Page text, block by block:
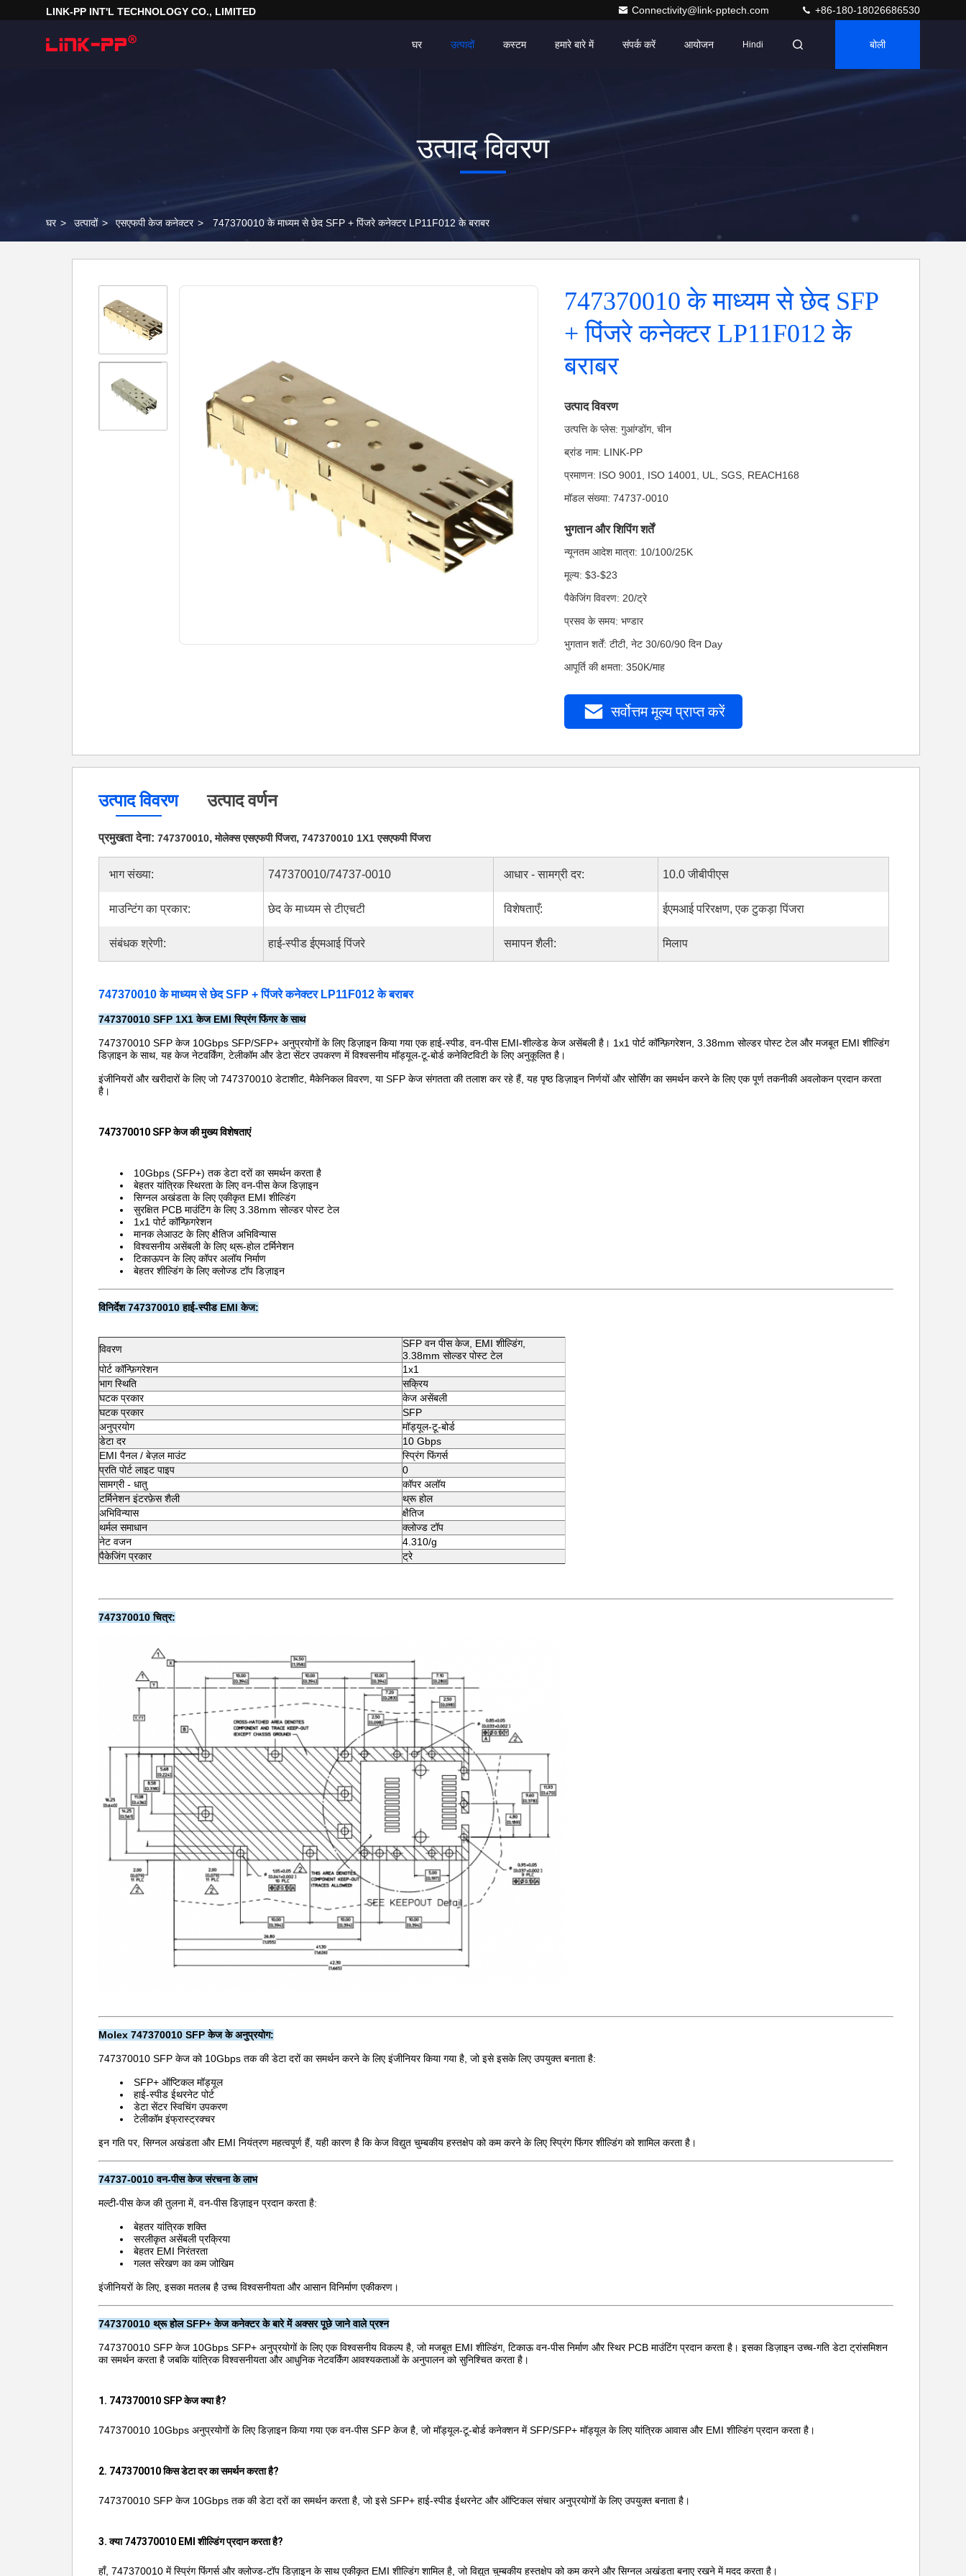
LINK-PP INT'L TECHNOLOGY CO., LIMITED Connectivity@link-pptech.com +86-180-18026686530
घर उत्पादों हमारे बारे में संपर्क करें आयोजन
कस्टम Hindi बोली
उत्पाद विवरण
घर > उत्पादों > एसएफपी केज कनेक्टर > 747370010 के माध्यम से छेद SFP + पिंजरे कनेक्टर LP11F012 के बराबर
747370010 के माध्यम से छेद SFP
+ पिंजरे कनेक्टर LP11F012 के
बराबर
उत्पाद विवरण
उत्पत्ति के प्लेस: गुआंग्डोंग, चीन
ब्रांड नाम: LINK-PP
प्रमाणन: ISO 9001, ISO 14001, UL, SGS, REACH168
मॉडल संख्या: 74737-0010
भुगतान और शिपिंग शर्तें
न्यूनतम आदेश मात्रा: 10/100/25K
मूल्य: $3-$23
पैकेजिंग विवरण: 20/ट्रे
प्रसव के समय: भण्डार
भुगतान शर्तें: टीटी, नेट 30/60/90 दिन Day
आपूर्ति की क्षमता: 350K/माह
सर्वोत्तम मूल्य प्राप्त करें
उत्पाद विवरण उत्पाद वर्णन
प्रमुखता देना: 747370010,मोलेक्स एसएफपी पिंजरा, 747370010 1X1 एसएफपी पिंजरा
भाग संख्या: 747370010/74737-0010 आधार - सामग्री दर: 10.0 जीबीपीएस
माउन्टिंग का प्रकार: छेद के माध्यम से टीएचटी विशेषताएँ: ईएमआई परिरक्षण, एक टुकड़ा पिंजरा
संबंधक श्रेणी: हाई-स्पीड ईएमआई पिंजरे समापन शैली: मिलाप
747370010 के माध्यम से छेद SFP + पिंजरे कनेक्टर LP11F012 के बराबर
747370010 ​SFP 1X1 केज EMI स्प्रिंग फिंगर के साथ
747370010 SFP केज 10Gbps SFP/SFP+ अनुप्रयोगों के लिए डिज़ाइन किया गया एक हाई-स्पीड, वन-पीस EMI-शील्डेड केज असेंबली है। 1x1 पोर्ट कॉन्फ़िगरेशन, 3.38mm सोल्डर पोस्ट टेल और मजबूत EMI शील्डिंग
डिज़ाइन के साथ, यह केज नेटवर्किंग, टेलीकॉम और डेटा सेंटर उपकरण में विश्वसनीय मॉड्यूल-टू-बोर्ड कनेक्टिविटी के लिए अनुकूलित है।
इंजीनियरों और खरीदारों के लिए जो 747370010 डेटाशीट, मैकेनिकल विवरण, या SFP केज संगतता की तलाश कर रहे हैं, यह पृष्ठ डिज़ाइन निर्णयों और सोर्सिंग का समर्थन करने के लिए एक पूर्ण तकनीकी अवलोकन प्रदान करता
है।
747370010 SFP केज की मुख्य विशेषताएं
10Gbps (SFP+) तक डेटा दरों का समर्थन करता है
बेहतर यांत्रिक स्थिरता के लिए वन-पीस केज डिज़ाइन
सिग्नल अखंडता के लिए एकीकृत EMI शील्डिंग
सुरक्षित PCB माउंटिंग के लिए 3.38mm सोल्डर पोस्ट टेल
1x1 पोर्ट कॉन्फ़िगरेशन
मानक लेआउट के लिए क्षैतिज अभिविन्यास
विश्वसनीय असेंबली के लिए थ्रू-होल टर्मिनेशन
टिकाऊपन के लिए कॉपर अलॉय निर्माण
बेहतर शील्डिंग के लिए क्लोज्ड टॉप डिज़ाइन
विनिर्देश 747370010 हाई-स्पीड EMI केज:
विवरण
SFP वन पीस केज, EMI शील्डिंग,
3.38mm सोल्डर पोस्ट टेल
पोर्ट कॉन्फ़िगरेशन
1x1
भाग स्थिति
सक्रिय
घटक प्रकार
केज असेंबली
घटक प्रकार
SFP
अनुप्रयोग
मॉड्यूल-टू-बोर्ड
डेटा दर
10 Gbps
EMI पैनल / बेज़ल माउंट
स्प्रिंग फिंगर्स
प्रति पोर्ट लाइट पाइप
0
सामग्री - धातु
कॉपर अलॉय
टर्मिनेशन इंटरफ़ेस शैली
थ्रू होल
अभिविन्यास
क्षैतिज
थर्मल समाधान
क्लोज्ड टॉप
नेट वजन
4.310/g
पैकेजिंग प्रकार
ट्रे
747370010 चित्र:
Molex 747370010 SFP केज के अनुप्रयोग:
747370010 SFP केज को 10Gbps तक की डेटा दरों का समर्थन करने के लिए इंजीनियर किया गया है, जो इसे इसके लिए उपयुक्त बनाता है:
SFP+ ऑप्टिकल मॉड्यूल
हाई-स्पीड ईथरनेट पोर्ट
डेटा सेंटर स्विचिंग उपकरण
टेलीकॉम इंफ्रास्ट्रक्चर
इन गति पर, सिग्नल अखंडता और EMI नियंत्रण महत्वपूर्ण हैं, यही कारण है कि केज विद्युत चुम्बकीय हस्तक्षेप को कम करने के लिए स्प्रिंग फिंगर शील्डिंग को शामिल करता है।
74737-0010 वन-पीस केज संरचना के लाभ
मल्टी-पीस केज की तुलना में, वन-पीस डिज़ाइन प्रदान करता है:
बेहतर यांत्रिक शक्ति
सरलीकृत असेंबली प्रक्रिया
बेहतर EMI निरंतरता
गलत संरेखण का कम जोखिम
इंजीनियरों के लिए, इसका मतलब है उच्च विश्वसनीयता और आसान विनिर्माण एकीकरण।
747370010 थ्रू होल SFP+ केज कनेक्टर के बारे में अक्सर पूछे जाने वाले प्रश्न
747370010 SFP केज 10Gbps SFP+ अनुप्रयोगों के लिए एक विश्वसनीय विकल्प है, जो मजबूत EMI शील्डिंग, टिकाऊ वन-पीस निर्माण और स्थिर PCB माउंटिंग प्रदान करता है। इसका डिज़ाइन उच्च-गति डेटा ट्रांसमिशन
का समर्थन करता है जबकि यांत्रिक विश्वसनीयता और आधुनिक नेटवर्किंग आवश्यकताओं के अनुपालन को सुनिश्चित करता है।
1. 747370010 SFP केज क्या है?
747370010 10Gbps अनुप्रयोगों के लिए डिज़ाइन किया गया एक वन-पीस SFP केज है, जो मॉड्यूल-टू-बोर्ड कनेक्शन में SFP/SFP+ मॉड्यूल के लिए यांत्रिक आवास और EMI शील्डिंग प्रदान करता है।
2. 747370010 किस डेटा दर का समर्थन करता है?
747370010 SFP केज 10Gbps तक की डेटा दरों का समर्थन करता है, जो इसे SFP+ हाई-स्पीड ईथरनेट और ऑप्टिकल संचार अनुप्रयोगों के लिए उपयुक्त बनाता है।
3. क्या 747370010 EMI शील्डिंग प्रदान करता है?
हाँ, 747370010 में स्प्रिंग फिंगर्स और क्लोज्ड-टॉप डिज़ाइन के साथ एकीकृत EMI शील्डिंग शामिल है, जो विद्युत चुम्बकीय हस्तक्षेप को कम करने और सिग्नल अखंडता बनाए रखने में मदद करता है।